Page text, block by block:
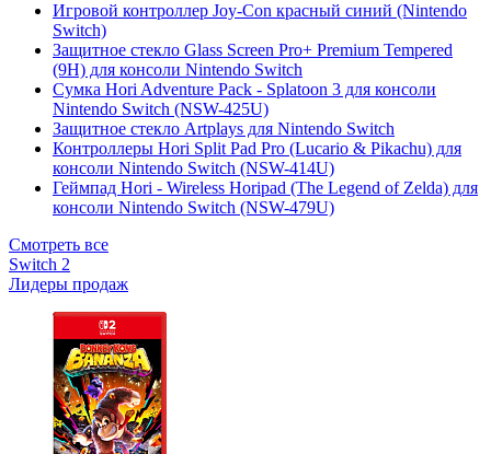
Игровой контроллер Joy-Con красный синий (Nintendo
Switch)
Защитное стекло Glass Screen Pro+ Premium Tempered
(9H) для консоли Nintendo Switch
Сумка Hori Adventure Pack - Splatoon 3 для консоли
Nintendo Switch (NSW-425U)
Защитное стекло Artplays для Nintendo Switch
Контроллеры Hori Split Pad Pro (Lucario & Pikachu) для
консоли Nintendo Switch (NSW-414U)
Геймпад Hori - Wireless Horipad (The Legend of Zelda) для
консоли Nintendo Switch (NSW-479U)
Смотреть все
Switch 2
Лидеры продаж